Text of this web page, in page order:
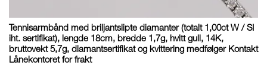
Tennisarmbånd med briljantslipte diamanter (totalt 1,00ct W / SI
iht. sertifikat), lengde 18cm, bredde 1,7g, hvitt gull, 14K,
bruttovekt 5,7g, diamantsertifikat og kvittering medfølger Kontakt
Lånekontoret for frakt